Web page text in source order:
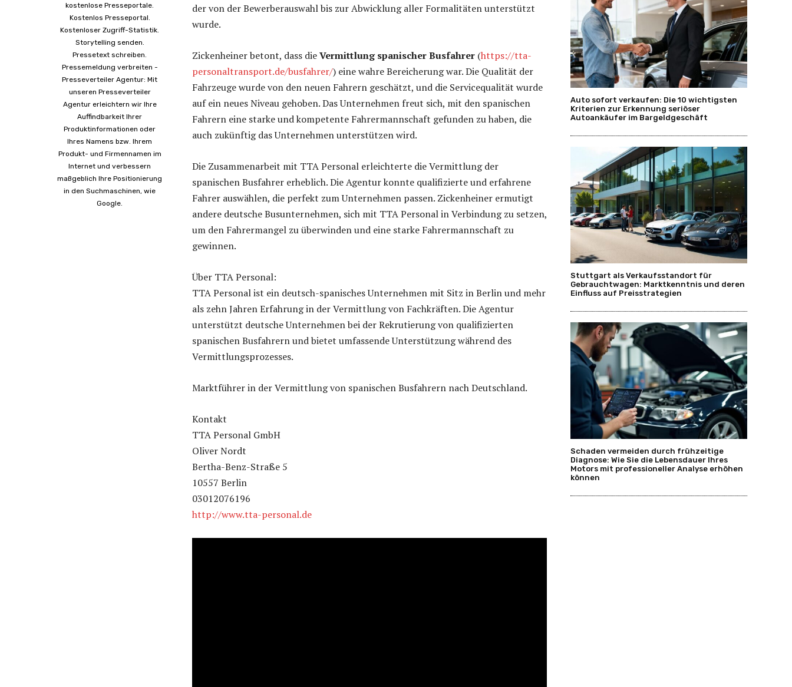
kostenlose Presseportale.
Kostenlos Presseportal.
Kostenloser Zugriff-Statistik.
Storytelling senden.
Pressetext schreiben.
Pressemeldung verbreiten -
Presseverteiler Agentur: Mit
unseren Presseverteiler
Agentur erleichtern wir Ihre
Auffindbarkeit Ihrer
Produktinformationen oder
Ihres Namens bzw. Ihrem
Produkt- und Firmennamen im
Internet und verbessern
maßgeblich Ihre Positionierung
in den Suchmaschinen, wie
Google.
der von der Bewerberauswahl bis zur Abwicklung aller Formalitäten unterstützt
wurde.
Zickenheiner betont, dass dieVermittlung spanischer Busfahrer (https://tta-
personaltransport.de/busfahrer/) eine wahre Bereicherung war. Die Qualität der
Fahrzeuge wurde von den neuen Fahrern geschätzt, und die Servicequalität wurde
auf ein neues Niveau gehoben. Das Unternehmen freut sich, mit den spanischen
Fahrern eine starke und kompetente Fahrermannschaft gefunden zu haben, die
auch zukünftig das Unternehmen unterstützen wird.
Die Zusammenarbeit mit TTA Personal erleichterte die Vermittlung der
spanischen Busfahrer erheblich. Die Agentur konnte qualifizierte und erfahrene
Fahrer auswählen, die perfekt zum Unternehmen passen. Zickenheiner ermutigt
andere deutsche Busunternehmen, sich mit TTA Personal in Verbindung zu setzen,
um den Fahrermangel zu überwinden und eine starke Fahrermannschaft zu
gewinnen.
Über TTA Personal:
TTA Personal ist ein deutsch-spanisches Unternehmen mit Sitz in Berlin und mehr
als zehn Jahren Erfahrung in der Vermittlung von Fachkräften. Die Agentur
unterstützt deutsche Unternehmen bei der Rekrutierung von qualifizierten
spanischen Busfahrern und bietet umfassende Unterstützung während des
Vermittlungsprozesses.
Marktführer in der Vermittlung von spanischen Busfahrern nach Deutschland.
Kontakt
TTA Personal GmbH
Oliver Nordt
Bertha-Benz-Straße 5
10557 Berlin
03012076196
http://www.tta-personal.de
Auto sofort verkaufen: Die 10 wichtigsten
Kriterien zur Erkennung seriöser
Autoankäufer im Bargeldgeschäft
Stuttgart als Verkaufsstandort für
Gebrauchtwagen: Marktkenntnis und deren
Einfluss auf Preisstrategien
Schaden vermeiden durch frühzeitige
Diagnose: Wie Sie die Lebensdauer Ihres
Motors mit professioneller Analyse erhöhen
können